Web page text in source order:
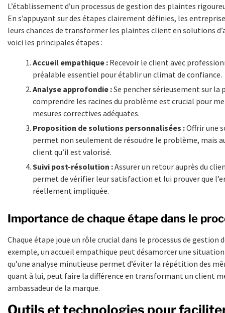
L’établissement d’un processus de gestion des plaintes
En s’appuyant sur des étapes clairement définies, les
leurs chances de transformer les plaintes client en solutions
voici les principales étapes :
Accueil empathique : Recevoir le client avec
préalable essentiel pour établir un climat de confiance.
Analyse approfondie :Se pencher sérieusement sur la
comprendre les racines du problème est crucial pour
mesures correctives adéquates.
Proposition de solutions personnalisées :Offrir une
permet non seulement de résoudre le problème, mais
client qu’il est valorisé.
Suivi post-résolution :Assurer un retour auprès du
permet de vérifier leur satisfaction et lui prouver que
réellement impliquée.
Importance de chaque étape dans le
Chaque étape joue un rôle crucial dans le processus de gestion
exemple, un accueil empathique peut désamorcer une
qu’une analyse minutieuse permet d’éviter la répétition des
quant à lui, peut faire la différence en transformant un client
ambassadeur de la marque.
Outils et technologies pour